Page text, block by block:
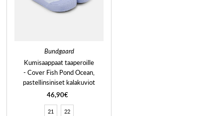
Bundgaard
Kumisaappaat taaperoille
- Cover Fish Pond Ocean,
pastellinsiniset kalakuviot
46,90€
21 22